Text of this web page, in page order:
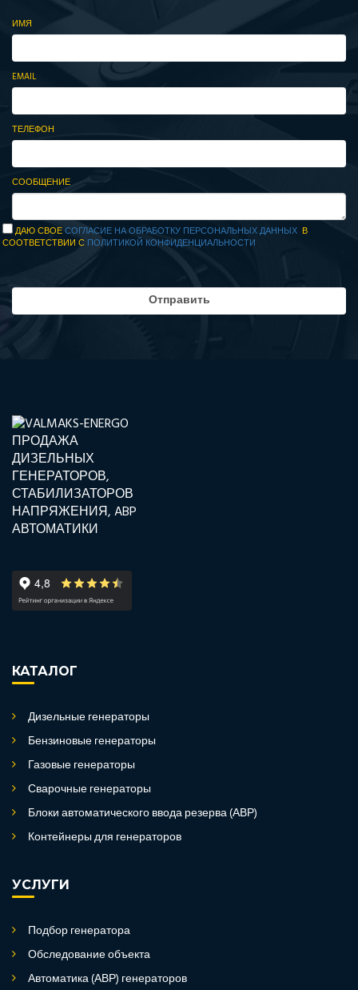
ИМЯ
EMAIL
ТЕЛЕФОН
СООБЩЕНИЕ
ДАЮ СВОЕСОГЛАСИЕ НА ОБРАБОТКУ ПЕРСОНАЛЬНЫХ ДАННЫХ В
СООТВЕТСТВИИ С ПОЛИТИКОЙ КОНФИДЕНЦИАЛЬНОСТИ
КАТАЛОГ
Дизельные генераторы
Бензиновые генераторы
Газовые генераторы
Сварочные генераторы
Блоки автоматического ввода резерва (АВР)
Контейнеры для генераторов
УСЛУГИ
Подбор генератора
Обследование объекта
Автоматика (АВР) генераторов